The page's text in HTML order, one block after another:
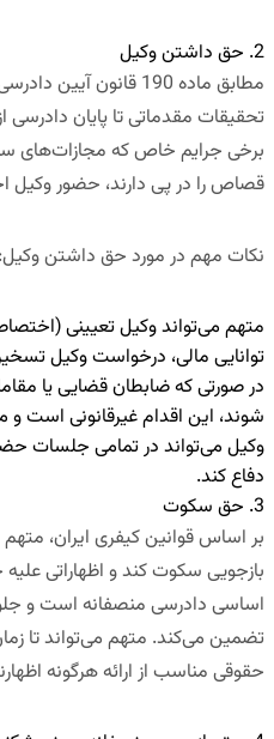
2. حق داشتن وکیل
مطابق ماده 190 قانون
تحقیقات مقدماتی تا پایان
برخی جرایم خاص که مجازات‌های
قصاص را در پی دارند، حضور وکیل
نکات مهم در مورد حق داشتن وکیل:
متهم می‌تواند وکیل تعیینی
توانایی مالی، درخواست وکیل
در صورتی که ضابطان قضایی یا
شوند، این اقدام غیرقانونی است
وکیل می‌تواند در تمامی جلسات
دفاع کند.
3. حق سکوت
بر اساس قوانین کیفری ایران،
بازجویی سکوت کند و اظهاراتی
اساسی دادرسی منصفانه است و
تضمین می‌کند. متهم می‌تواند تا
حقوقی مناسب از ارائه هرگونه